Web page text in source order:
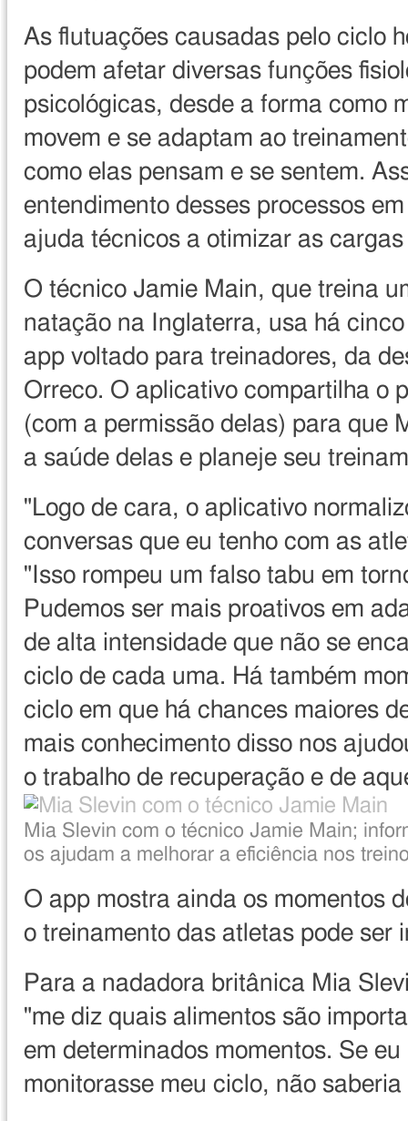
As flutuações causadas pelo ciclo
podem afetar diversas funções
psicológicas, desde a forma como
movem e se adaptam ao
como elas pensam e se sentem.
entendimento desses processos
ajuda técnicos a otimizar as cargas
O técnico Jamie Main, que treina
natação na Inglaterra, usa há
app voltado para treinadores, da
Orreco. O aplicativo compartilha o
(com a permissão delas) para que
a saúde delas e planeje seu
"Logo de cara, o aplicativo
conversas que eu tenho com as
"Isso rompeu um falso tabu em
Pudemos ser mais proativos em
de alta intensidade que não se
ciclo de cada uma. Há também
ciclo em que há chances maiores
mais conhecimento disso nos
o trabalho de recuperação e de
Direito
de
imagem
Image
caption
Mia Slevin com o técnico Jamie Main;
os ajudam a melhorar a eficiência nos
O app mostra ainda os momentos
o treinamento das atletas pode ser
Para a nadadora britânica Mia
"me diz quais alimentos são
em determinados momentos. Se eu
monitorasse meu ciclo, não saberia